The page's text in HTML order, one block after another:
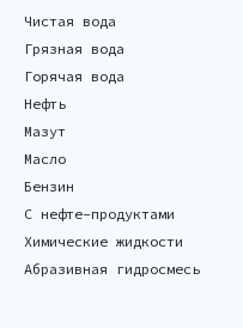
Чистая вода
Грязная вода
Горячая вода
Нефть
Мазут
Масло
Бензин
С нефте-продуктами
Химические жидкости
Абразивная гидросмесь